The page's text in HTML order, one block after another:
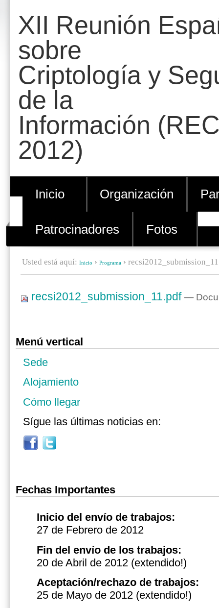
contenido.
Saltar
navegación
Personales
XII Reunión
sobre
Criptología y
de la
Información
2012)
Inicio Organización
Patrocinadores Fotos
Usted está aquí: Inicio › Programa ›
recsi2012_submission_11.pdf —
Menú vertical
Sede
Alojamiento
Cómo llegar
Sígue las últimas noticias en:
Fechas Importantes
Inicio del envío de trabajos:
27 de Febrero de 2012
Fin del envío de los trabajos:
20 de Abril de 2012 (extendido!)
Aceptación/rechazo de trabajos:
25 de Mayo de 2012 (extendido!)